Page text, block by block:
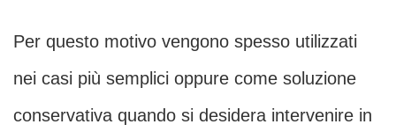
Per questo motivo vengono spesso utilizzati
nei casi più semplici oppure come soluzione
conservativa quando si desidera intervenire in